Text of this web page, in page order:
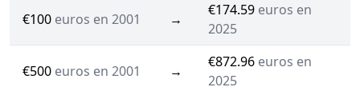
€100 euros en 2001 →
€174.59 euros en
2025
€500 euros en 2001 →
€872.96 euros en
2025